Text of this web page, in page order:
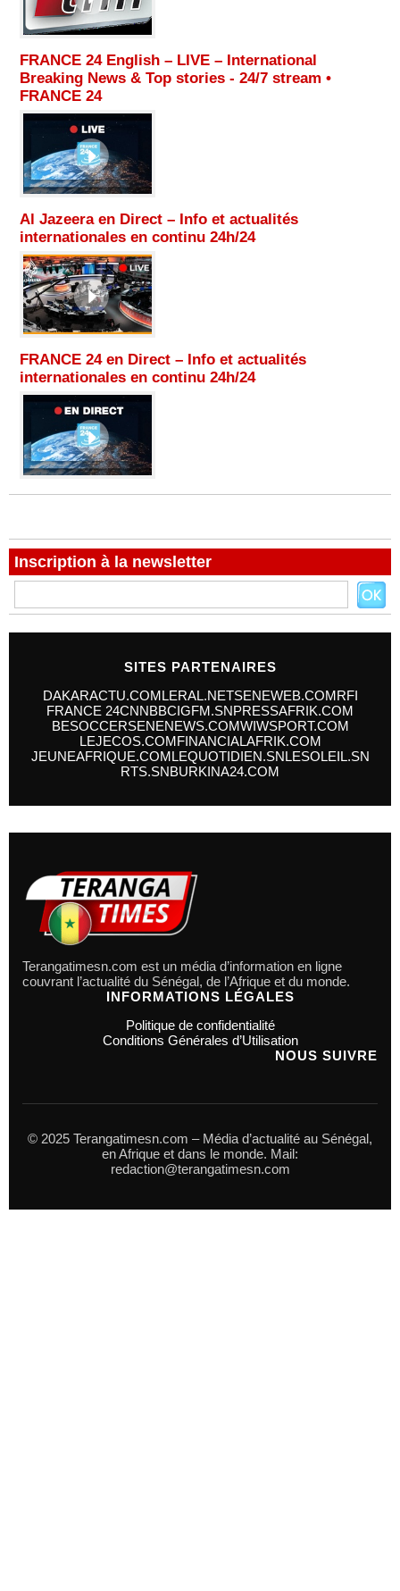
FRANCE 24 English – LIVE – International
Breaking News & Top stories - 24/7 stream •
FRANCE 24
Al Jazeera en Direct – Info et actualités
internationales en continu 24h/24
FRANCE 24 en Direct – Info et actualités
internationales en continu 24h/24
Inscription à la newsletter
SITES PARTENAIRES
DAKARACTU.COMLERAL.NETSENEWEB.COMRFI
FRANCE 24CNNBBCIGFM.SNPRESSAFRIK.COM
BESOCCERSENENEWS.COMWIWSPORT.COM
LEJECOS.COMFINANCIALAFRIK.COM
JEUNEAFRIQUE.COMLEQUOTIDIEN.SNLESOLEIL.SN
RTS.SNBURKINA24.COM
Terangatimesn.com est un média d’information en ligne
couvrant l’actualité du Sénégal, de l’Afrique et du monde.
INFORMATIONS LÉGALES
Politique de confidentialité
Conditions Générales d’Utilisation
NOUS SUIVRE
© 2025 Terangatimesn.com – Média d’actualité au Sénégal,
en Afrique et dans le monde. Mail:
redaction@terangatimesn.com